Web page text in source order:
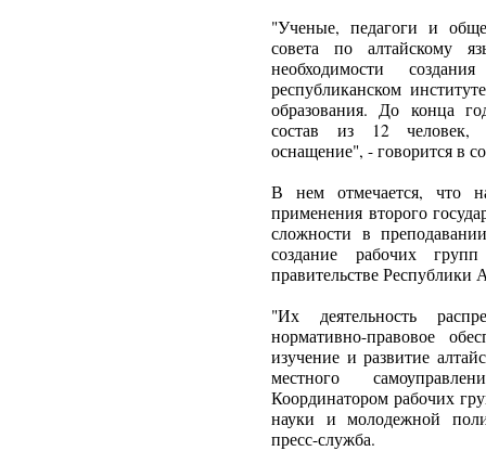
"Ученые, педагоги и
совета по алтайскому
необходимости
республиканском
образования. До конца
состав из 12 человек,
оснащение", - говорится в
В нем отмечается, что
применения второго
сложности в
создание рабочих
правительстве Республики
"Их деятельность
нормативно-правовое
изучение и развитие
местного
Координатором рабочих
науки и молодежной
пресс-служба.